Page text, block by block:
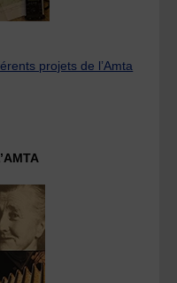
projets de l’Amta